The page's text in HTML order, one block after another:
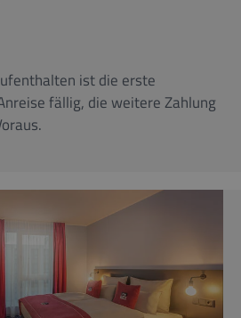
ist die erste
fällig, die weitere Zahlung